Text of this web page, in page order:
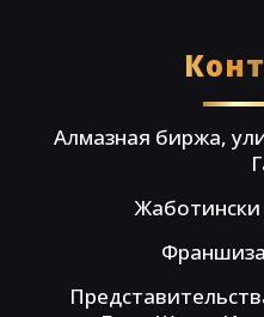
Алмазная биржа,
Жаботински